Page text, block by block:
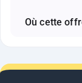
Où cette